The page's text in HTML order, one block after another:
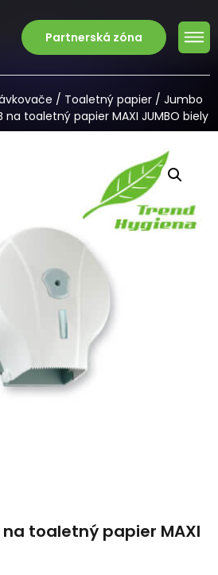
Partnerská zóna
/ Toaletný papier / Jumbo
na toaletný papier MAXI JUMBO biely
na toaletný papier MAXI